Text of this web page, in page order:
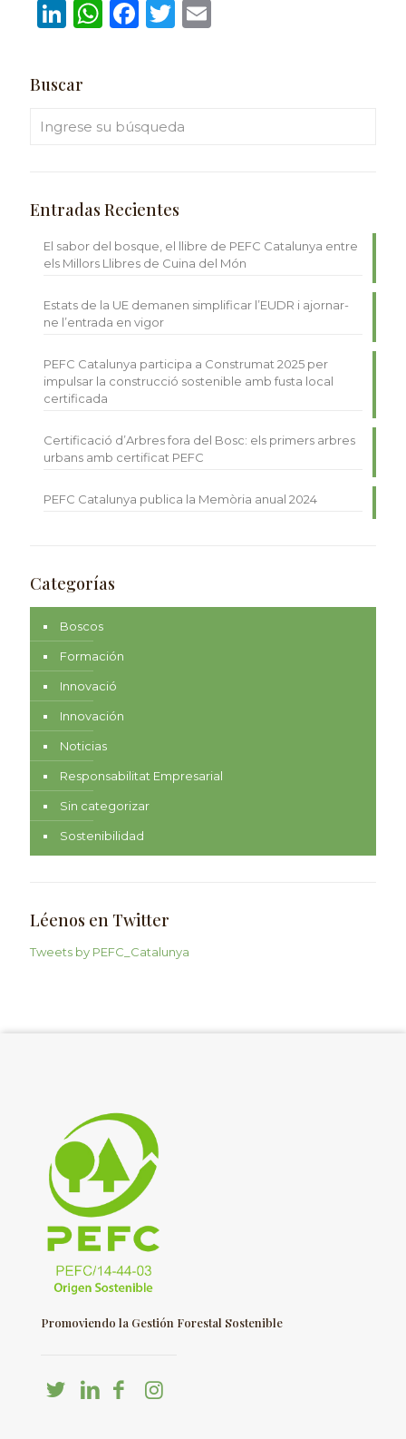
LinkedIn
WhatsApp
Facebook
Twitter
Email
Buscar
Entradas Recientes
El sabor del bosque, el llibre de PEFC Catalunya entre
els Millors Llibres de Cuina del Món
Estats de la UE demanen simplificar l’EUDR i ajornar-
ne l’entrada en vigor
PEFC Catalunya participa a Construmat 2025 per
impulsar la construcció sostenible amb fusta local
certificada
Certificació d’Arbres fora del Bosc: els primers arbres
urbans amb certificat PEFC
PEFC Catalunya publica la Memòria anual 2024
Categorías
Boscos
Formación
Innovació
Innovación
Noticias
Responsabilitat Empresarial
Sin categorizar
Sostenibilidad
Léenos en Twitter
Tweets by PEFC_Catalunya
Promoviendo la Gestión Forestal Sostenible